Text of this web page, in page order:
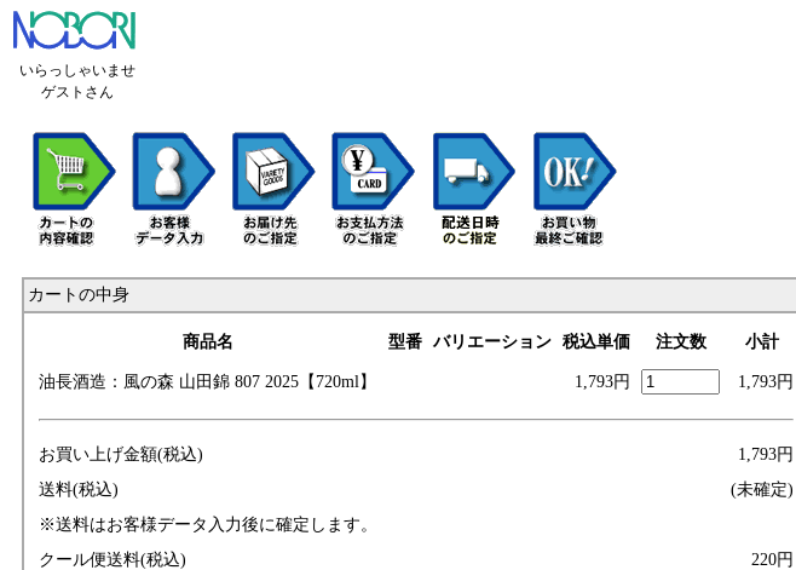
いらっしゃいませ
ゲストさん
カートの中身
商品名 型番 バリエーション 税込単価 注文数 小計
油長酒造：風の森 山田錦 807 2025 【720ml】 1,793円 1,793円
お買い上げ金額(税込)
1,793円
送料(税込)
(未確定)
※送料はお客様データ入力後に確定します。
クール便送料(税込)
220円